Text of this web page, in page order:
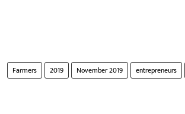
Farmers 2019 November 2019 entrepreneurs